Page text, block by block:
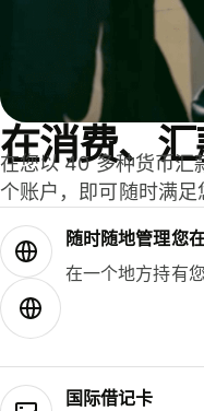
在消费、
在您以 40 多种货币汇
个账户，即可随时满足
随时随地管理您
在一个地方持有
国际借记卡